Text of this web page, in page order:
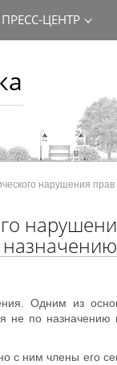
ПРЕСС-ЦЕНТР
нарушения прав
Одним из
не по назначению
с ним члены его